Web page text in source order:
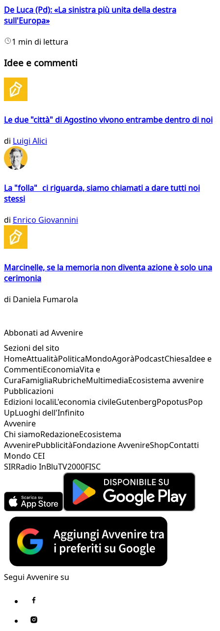
De Luca (Pd): «La sinistra più unita della destra
sull'Europa»
1 min di lettura
Idee e commenti
Le due "città" di Agostino vivono entrambe dentro di noi
di Luigi Alici
La "folla" ci riguarda, siamo chiamati a dare tutti noi
stessi
di Enrico Giovannini
Marcinelle, se la memoria non diventa azione è solo una
cerimonia
di Daniela Fumarola
Abbonati ad Avvenire
Sezioni del sito
HomeAttualitàPoliticaMondoAgoràPodcastChiesaIdee e
CommentiEconomiaVita e
CuraFamigliaRubricheMultimediaEcosistema avvenire
Pubblicazioni
Edizioni localiL'economia civileGutenbergPopotusPop
UpLuoghi dell'Infinito
Avvenire
Chi siamoRedazioneEcosistema
AvvenirePubblicitàFondazione AvvenireShopContatti
Mondo CEI
SIRRadio InBluTV2000FISC
Segui Avvenire su